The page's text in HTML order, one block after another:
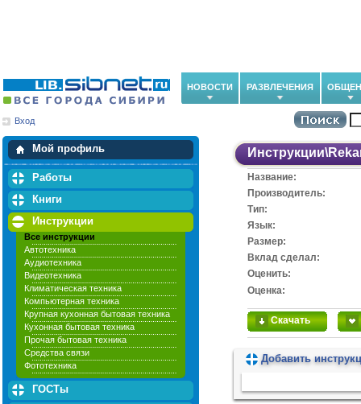
НОВОСТИ РАЗВЛЕЧЕНИЯ
Вход
Мой профиль
Мои закладки
Работы
Книги
Инструкции
Все инструкции
Автотехника
Аудиотехника
Видеотехника
Климатическая техника
Компьютерная техника
Крупная кухонная бытовая техника
Кухонная бытовая техника
Прочая бытовая техника
Средства связи
Фототехника
ГОСТы
Инструкции\
Название:
Производитель:
Тип:
Язык:
Размер:
Вклад сделал:
Оценить:
Оценка:
Скачать
Добавить